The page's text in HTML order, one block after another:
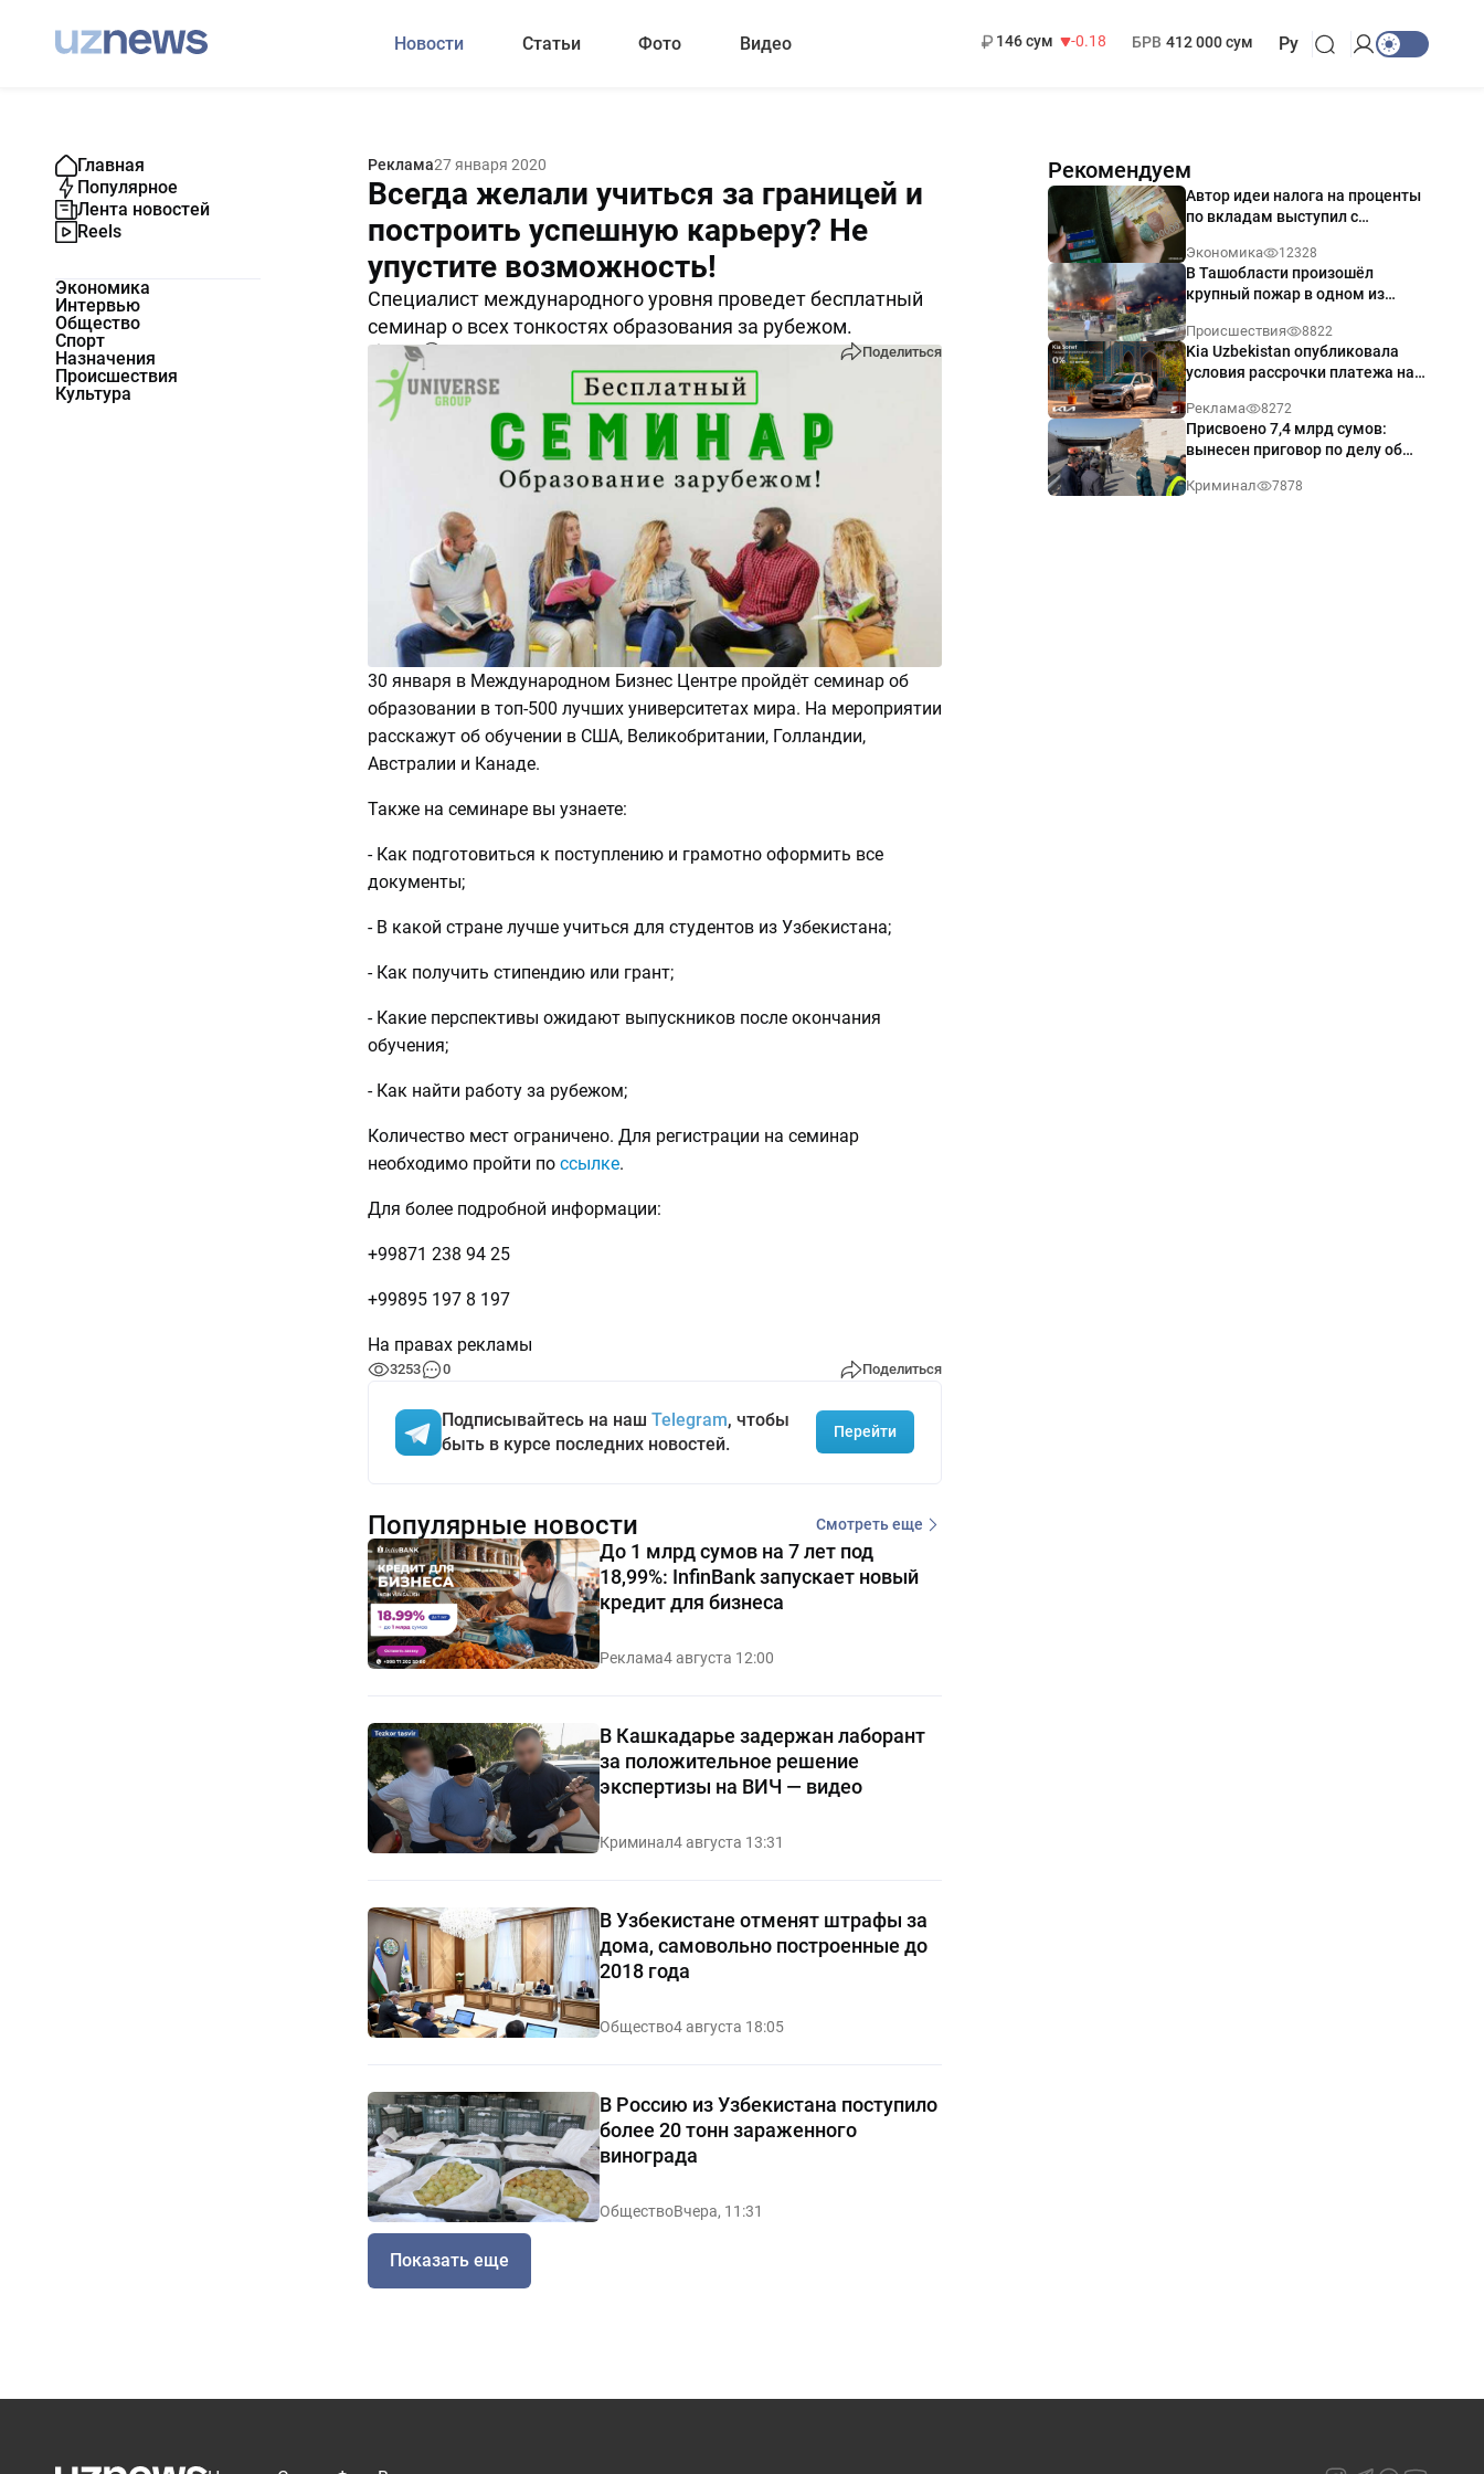
Новости Статьи Фото Видео
146 сум
-0.18
БРВ 412 000 сум Ру
Главная
Популярное
Лента новостей
Reels
Экономика
Интервью
Общество
Спорт
Назначения
Происшествия
Культура
Реклама27 января 2020
Всегда желали учиться за границей и
построить успешную карьеру? Не
упустите возможность!
Специалист международного уровня проведет бесплатный
семинар о всех тонкостях образования за рубежом.
3253 Поделиться
30 января в Международном Бизнес Центре пройдёт семинар об
образовании в топ-500 лучших университетах мира. На мероприятии
расскажут об обучении в США, Великобритании, Голландии,
Австралии и Канаде.
Также на семинаре вы узнаете:
- Как подготовиться к поступлению и грамотно оформить все
документы;
- В какой стране лучше учиться для студентов из Узбекистана;
- Как получить стипендию или грант;
- Какие перспективы ожидают выпускников после окончания
обучения;
- Как найти работу за рубежом;
Количество мест ограничено. Для регистрации на семинар
необходимо пройти по ссылке.
Для более подробной информации:
+99871 238 94 25
+99895 197 8 197
На правах рекламы
3253 0 Поделиться
Подписывайтесь на наш Telegram, чтобы
быть в курсе последних новостей.
Перейти
Рекомендуем
Автор идеи налога на проценты
по вкладам выступил с
Экономика 12328
В Ташобласти произошёл
крупный пожар в одном из
Происшествия 8822
Kia Uzbekistan опубликовала
условия рассрочки платежа на
годовых
Реклама 8272
Присвоено 7,4 млрд сумов:
вынесен приговор по делу об
Ташкенте
Криминал 7878
Популярные новости Смотреть еще
До 1 млрд сумов на 7 лет под
18,99%: InfinBank запускает новый
кредит для бизнеса
Реклама4 августа 12:00
В Кашкадарье задержан лаборант
за положительное решение
экспертизы на ВИЧ — видео
Криминал4 августа 13:31
В Узбекистане отменят штрафы за
дома, самовольно построенные до
2018 года
Общество4 августа 18:05
В Россию из Узбекистана поступило
более 20 тонн зараженного
винограда
ОбществоВчера, 11:31
Показать еще